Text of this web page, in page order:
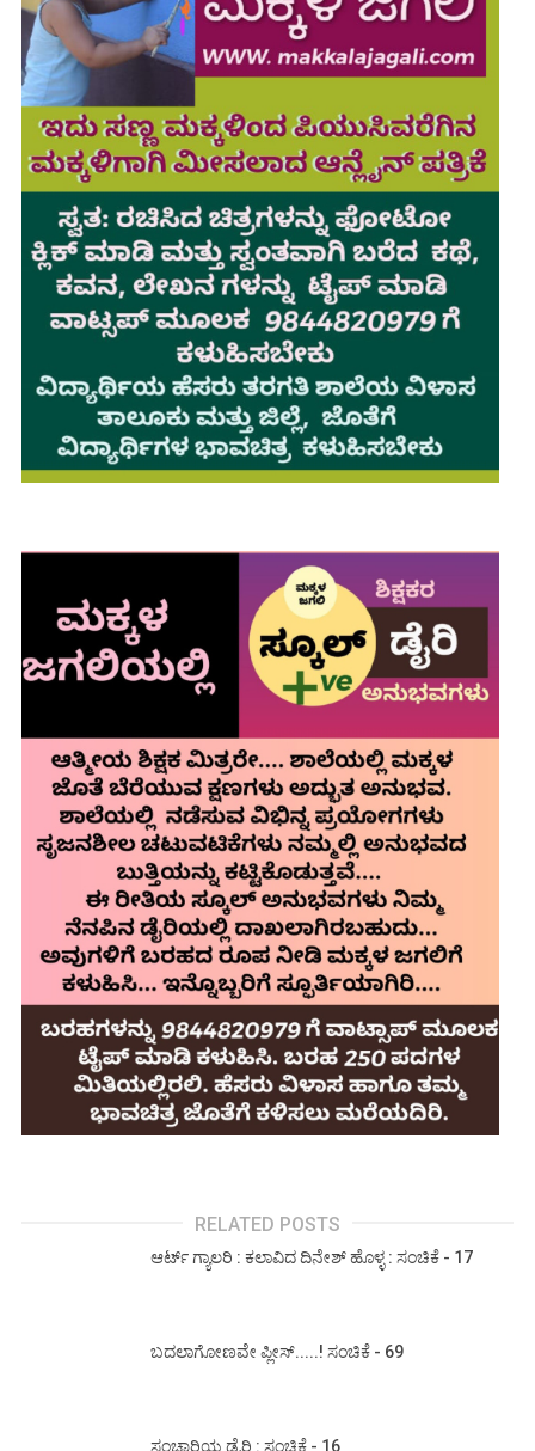
RELATED POSTS
ಆರ್ಟ್ ಗ್ಯಾಲರಿ : ಕಲಾವಿದ ದಿನೇಶ್ ಹೊಳ್ಳ : ಸಂಚಿಕೆ - 17
ಬದಲಾಗೋಣವೇ ಪ್ಲೀಸ್.....! ಸಂಚಿಕೆ - 69
ಸಂಚಾರಿಯ ಡೈರಿ : ಸಂಚಿಕೆ - 16